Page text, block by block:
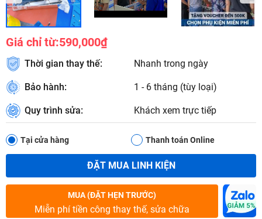
Giá chỉ từ:590,000₫
Thời gian thay thế: Nhanh trong ngày
Bảo hành: 1 - 6 tháng (tùy loại)
Quy trình sửa: Khách xem trực tiếp
Tại cửa hàng Thanh toán Online
ĐẶT MUA LINH KIỆN
MUA (ĐẶT HẸN TRƯỚC)
Miễn phí tiền công thay thế, sửa chữa